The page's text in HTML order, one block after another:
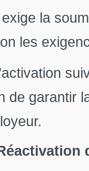
exige la
les
de garantir